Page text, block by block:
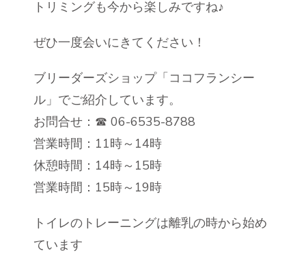
トリミングも今から楽しみですね♪
ぜひ一度会いにきてください！
ブリーダーズショップ「ココフランシー
ル」でご紹介しています。
お問合せ：☎ 06-6535-8788
営業時間：11時～14時
休憩時間：14時～15時
営業時間：15時～19時
トイレのトレーニングは離乳の時から始め
ています